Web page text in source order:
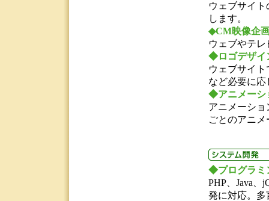
ウェブサイ
します。
◆CM映像企
ウェブやテ
◆ロゴデザイ
ウェブサイ
など必要に
◆アニメーシ
アニメーシ
ごとのアニ
◆プログラミ
PHP、Java
発に対応。多